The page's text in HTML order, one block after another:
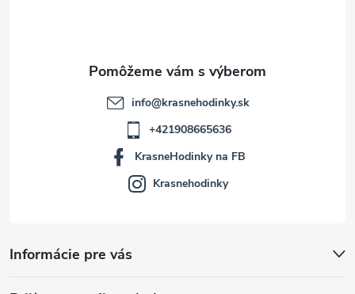
Informácie pre vás
info@krasnehodinky.sk
+421908665636
KrasneHodinky na FB
Krasnehodinky